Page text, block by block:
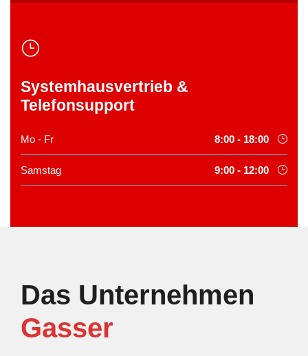
Systemhausvertrieb &
Telefonsupport
Mo - Fr 8:00 - 18:00
Samstag 9:00 - 12:00
Das Unternehmen
Gasser